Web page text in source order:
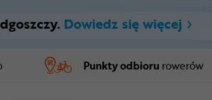
Dowiedz się więcej
Punkty odbioru rowerów